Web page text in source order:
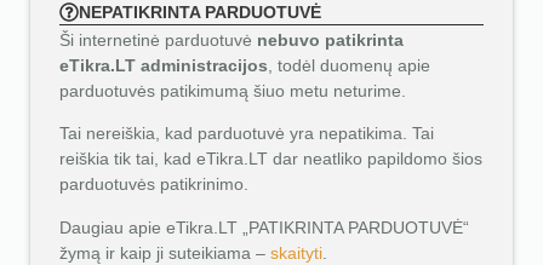
NEPATIKRINTA PARDUOTUVĖ
Ši internetinė parduotuvė nebuvo patikrinta
eTikra.LT administracijos , todėl duomenų apie
parduotuvės patikimumą šiuo metu neturime.
Tai nereiškia, kad parduotuvė yra nepatikima. Tai
reiškia tik tai, kad eTikra.LT dar neatliko papildomo šios
parduotuvės patikrinimo.
Daugiau apie eTikra.LT „PATIKRINTA PARDUOTUVĖ“
žymą ir kaip ji suteikiama – skaityti